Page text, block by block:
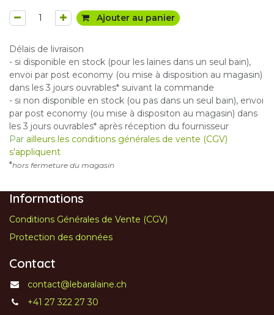
Ajouter au panier
Délais de livraison
- si disponible en stock (pour les laines dans un seul bain),
envoi par post economy (ou mise à disposition au magasin)
dans les 3 jours ouvrables* suivant la commande
- si non disponible en stock (ou pas dans un seul bain), envoi
par post economy (ou mise à dispositon au magasin) dans
les 3 jours ouvrables* après réception du fournisseur
Par ailleurs les conditions générales de vente (CGV)
s'appliquent
*hors fermeture du magasin
Informations
Conditions Générales de Vente (CGV)
Protection des données
Contact
contact@lebaralaine.ch
+41 27 322 27 30